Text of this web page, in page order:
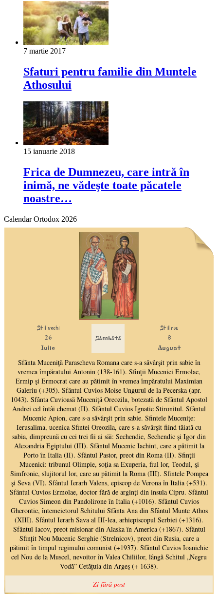
7 martie 2017
Sfaturi pentru familie din Muntele
Athosului
15 ianuarie 2018
Frica de Dumnezeu, care intră în
inimă, ne vădeşte toate păcatele
noastre…
Calendar Ortodox 2026